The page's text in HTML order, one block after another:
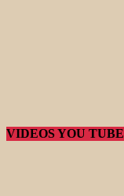
VIDEOS YOU TUBE